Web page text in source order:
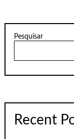
Pesquisar
Recent